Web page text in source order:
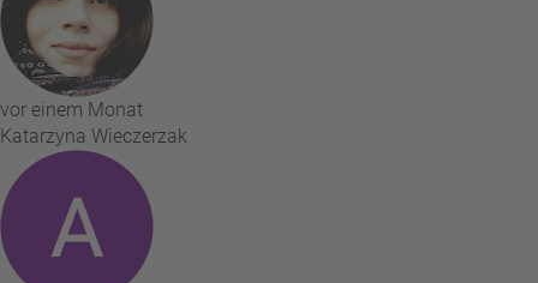
vor einem Monat
Katarzyna Wieczerzak